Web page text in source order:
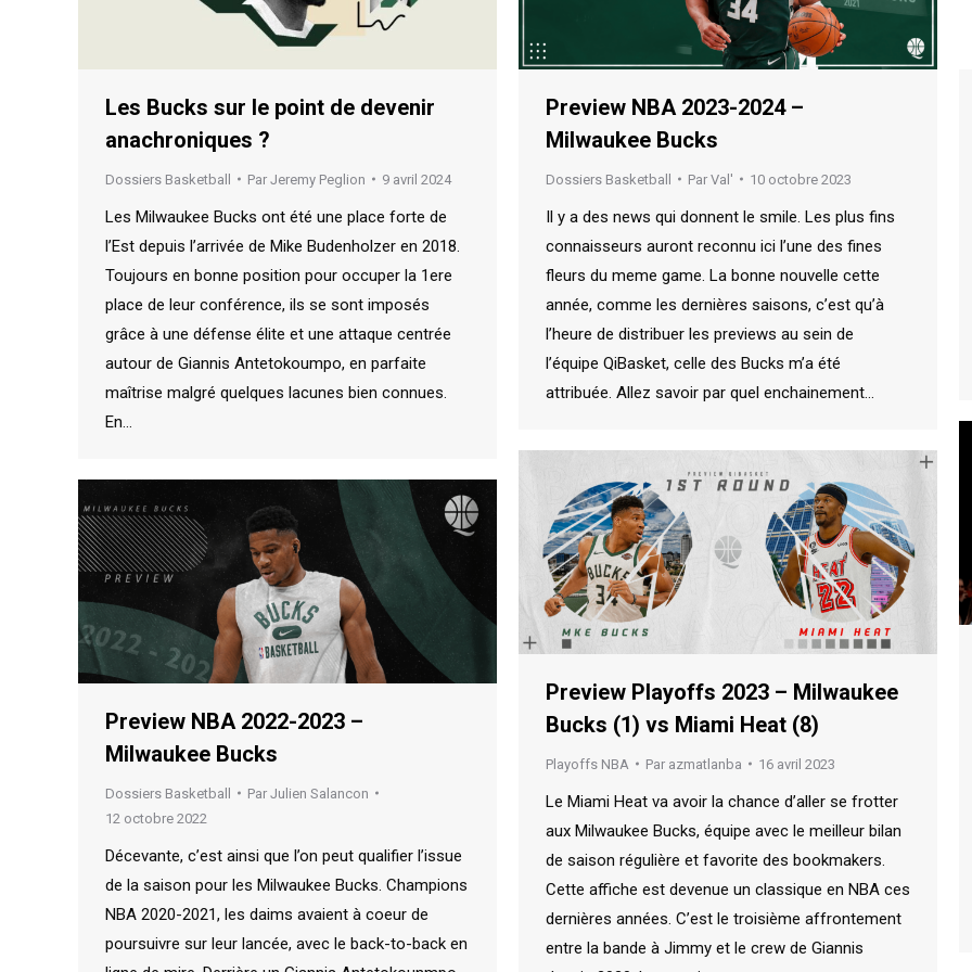
Les Bucks sur le point de devenir
anachroniques ?
Dossiers Basketball Par Jeremy Peglion 9 avril 2024
Les Milwaukee Bucks ont été une place forte de
l’Est depuis l’arrivée de Mike Budenholzer en 2018.
Toujours en bonne position pour occuper la 1ere
place de leur conférence, ils se sont imposés
grâce à une défense élite et une attaque centrée
autour de Giannis Antetokoumpo, en parfaite
maîtrise malgré quelques lacunes bien connues.
En…
Preview NBA 2023-2024 –
Milwaukee Bucks
Dossiers Basketball Par Val' 10 octobre 2023
Il y a des news qui donnent le smile. Les plus fins
connaisseurs auront reconnu ici l’une des fines
fleurs du meme game. La bonne nouvelle cette
année, comme les dernières saisons, c’est qu’à
l’heure de distribuer les previews au sein de
l’équipe QiBasket, celle des Bucks m’a été
attribuée. Allez savoir par quel enchainement…
Preview Playoffs 2023 – Milwaukee
Bucks (1) vs Miami Heat (8)
Playoffs NBA Par azmatlanba 16 avril 2023
Le Miami Heat va avoir la chance d’aller se frotter
aux Milwaukee Bucks, équipe avec le meilleur bilan
de saison régulière et favorite des bookmakers.
Cette affiche est devenue un classique en NBA ces
dernières années. C’est le troisième affrontement
entre la bande à Jimmy et le crew de Giannis
Preview NBA 2022-2023 –
Milwaukee Bucks
Dossiers Basketball Par Julien Salancon
12 octobre 2022
Décevante, c’est ainsi que l’on peut qualifier l’issue
de la saison pour les Milwaukee Bucks. Champions
NBA 2020-2021, les daims avaient à coeur de
poursuivre sur leur lancée, avec le back-to-back en